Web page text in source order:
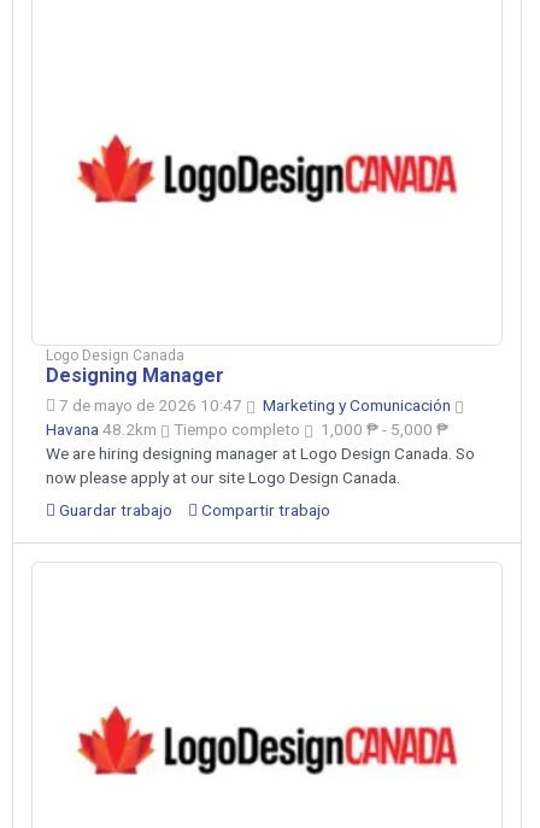
Logo Design Canada
Designing Manager
7 de mayo de 2026 10:47
Marketing y Comunicación
Havana48.2km Tiempo completo
1,000 ₱ - 5,000 ₱
We are hiring designing manager at Logo Design Canada. So
now please apply at our site Logo Design Canada.
Guardar trabajo
Compartir trabajo